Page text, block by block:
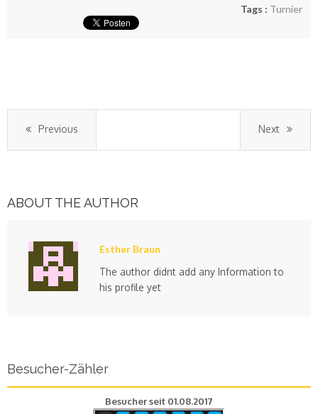
Tags : Turnier
Previous Next
ABOUT THE AUTHOR
Esther Braun
The author didnt add any Information to
his profile yet
Besucher-Zähler
Besucher seit 01.08.2017